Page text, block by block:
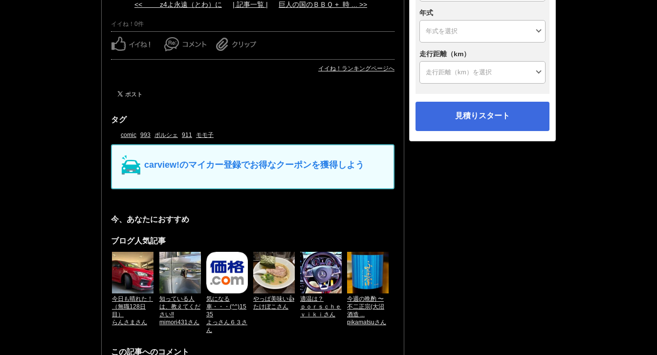
<< z4よ永遠（とわ）に | 記事一覧 | 巨人の国のＢＢＱ + 時 ... >>
イイね！0件
イイね！ランキングページへ
タグ
comic 993 ポルシェ 911 モモ子
carview!のマイカー登録でお得なクーポンを獲得しよう
今、あなたにおすすめ
ブログ人気記事
今日も晴れた！
（無職128日
目）
らんさまさん
知っている人
は、教えてくだ
さい‼️
mimori431さん
気になる
車・・・(^^)15
35
よっさん６３さ
ん
やっぱ美味い👍
たけぼこさん
適温は？
ｐｏｒｓｃｈｅ
ｖｉｋｉさん
今週の晩酌 〜
不二正宗(大沼
酒造 ...
pikamatsuさん
この記事へのコメント
年式
走行距離（km）
見積りスタート